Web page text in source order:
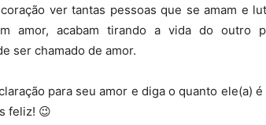
ver tantas pessoas que se amam e
amor, acabam tirando a vida do outro
ser chamado de amor.
para seu amor e diga o quanto ele(a)
feliz! 😉